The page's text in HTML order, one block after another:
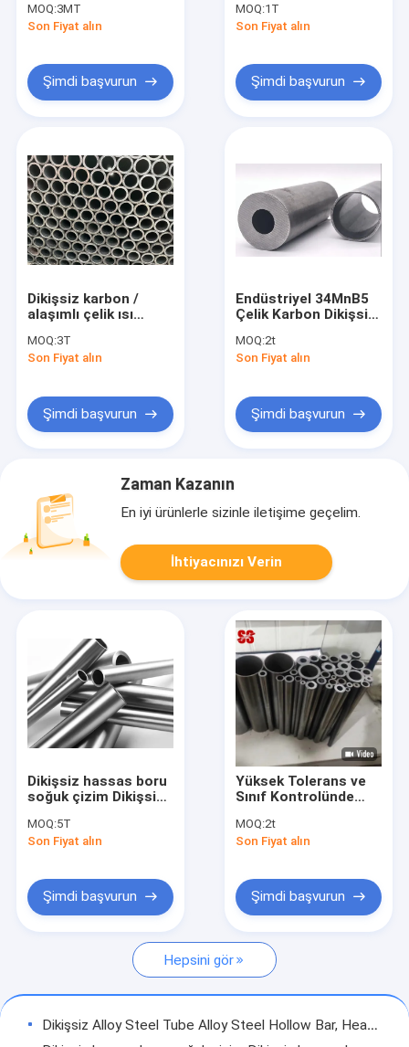
tüpü kanatlı tüpler
MOQ:3MT
Son Fiyat alın
Şimdi başvurun
MOQ:1T
Son Fiyat alın
Şimdi başvurun
Dikişsiz karbon /
alaşımlı çelik ısı
kondansör tüpleri
MOQ:3T
Son Fiyat alın
Şimdi başvurun
Endüstriyel 34MnB5
Çelik Karbon Dikişsiz
MOQ:2t
Son Fiyat alın
Şimdi başvurun
Zaman Kazanın
En iyi ürünlerle sizinle iletişime geçelim.
İhtiyacınızı Verin
Dikişsiz hassas boru
soğuk çizim Dikişsiz
MOQ:5T
Son Fiyat alın
Şimdi başvurun
Yüksek Tolerans ve
Sınıf Kontrolünde
Boru, Ücretsiz
Numune Mevcut,
Fiyatlandırma
MOQ:2t
Son Fiyat alın
Şimdi başvurun
Hepsini gör
Dikişsiz Alloy Steel Tube Alloy Steel Hollow Bar, Heavy Wall Alloy Steel Pipe